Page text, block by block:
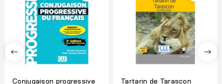
Conjugaison progressive
Tartarin de Tarascon